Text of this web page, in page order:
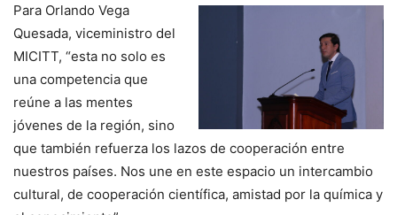
Para Orlando Vega
Quesada, viceministro del
MICITT, “esta no solo es
una competencia que
reúne a las mentes
jóvenes de la región, sino
que también refuerza los lazos de cooperación entre
nuestros países. Nos une en este espacio un intercambio
cultural, de cooperación científica, amistad por la química y